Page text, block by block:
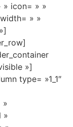
» icon= » »
» »
»]
type= »1_1″
»
»